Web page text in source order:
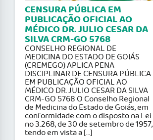
CENSURA PÚBLICA EM
PUBLICAÇÃO OFICIAL AO
MÉDICO DR. JULIO CESAR DA
SILVA CRM-GO 5768
CONSELHO REGIONAL DE
MEDICINA DO ESTADO DE GOIÁS
(CREMEGO) APLICA PENA
DISCIPLINAR DE CENSURA PÚBLICA
EM PUBLICAÇÃO OFICIAL AO
MÉDICO DR. JULIO CESAR DA SILVA
CRM-GO 5768 O Conselho Regional
de Medicina do Estado de Goiás, em
conformidade com o disposto na Lei
no 3.268, de 30 de setembro de 1957,
tendo em vista a […]